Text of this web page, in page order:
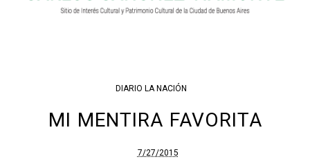
DIARIO LA NACIÓN
MI MENTIRA FAVORITA
7/27/2015